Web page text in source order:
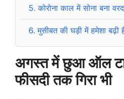
5. कोरोना काल में सोना बना
6. मुसीबत की घड़ी में हमेशा
अगस्त में छुआ ऑल
फीसदी तक गिरा भी